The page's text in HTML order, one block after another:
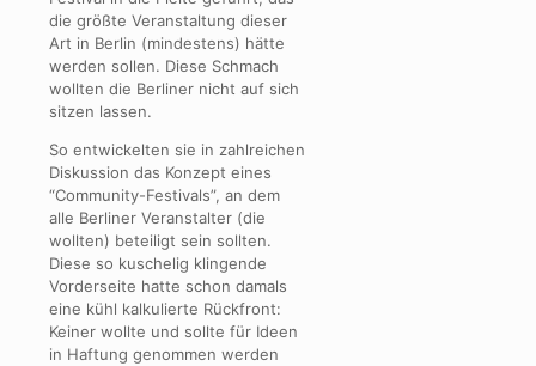
die größte Veranstaltung dieser
Art in Berlin (mindestens) hätte
werden sollen. Diese Schmach
wollten die Berliner nicht auf sich
sitzen lassen.
So entwickelten sie in zahlreichen
Diskussion das Konzept eines
“Community-Festivals”, an dem
alle Berliner Veranstalter (die
wollten) beteiligt sein sollten.
Diese so kuschelig klingende
Vorderseite hatte schon damals
eine kühl kalkulierte Rückfront:
Keiner wollte und sollte für Ideen
in Haftung genommen werden